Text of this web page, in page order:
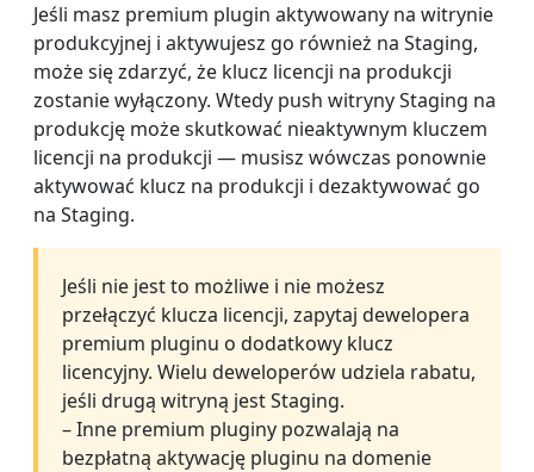
Jeśli masz premium plugin aktywowany na witrynie
produkcyjnej i aktywujesz go również na Staging,
może się zdarzyć, że klucz licencji na produkcji
zostanie wyłączony. Wtedy push witryny Staging na
produkcję może skutkować nieaktywnym kluczem
licencji na produkcji — musisz wówczas ponownie
aktywować klucz na produkcji i dezaktywować go
na Staging.
Jeśli nie jest to możliwe i nie możesz
przełączyć klucza licencji, zapytaj dewelopera
premium pluginu o dodatkowy klucz
licencyjny. Wielu deweloperów udziela rabatu,
jeśli drugą witryną jest Staging.
– Inne premium pluginy pozwalają na
bezpłatną aktywację pluginu na domenie